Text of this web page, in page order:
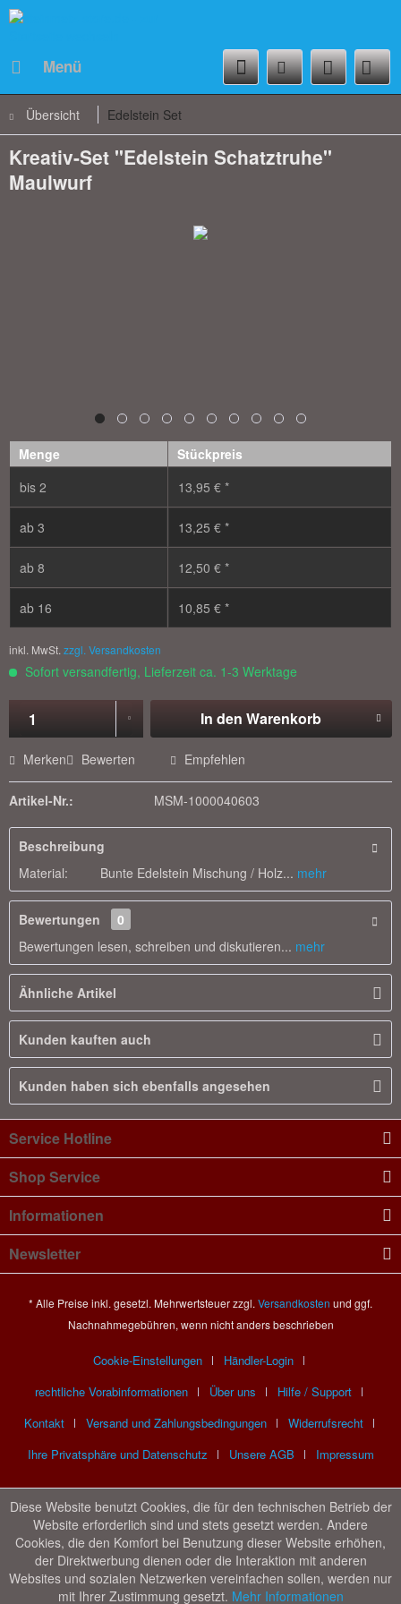
Menü
Übersicht Edelstein Set
Kreativ-Set "Edelstein Schatztruhe"
Maulwurf
Menge
Stückpreis
bis 2 13,95 € *
ab 3 13,25 € *
ab 8 12,50 € *
ab 16 10,85 € *
inkl. MwSt. zzgl. Versandkosten
Sofort versandfertig, Lieferzeit ca. 1-3 Werktage
In den Warenkorb
Merken Bewerten Empfehlen
Artikel-Nr.: MSM-1000040603
Beschreibung
Material: Bunte Edelstein Mischung / Holz... mehr
Bewertungen
0
Bewertungen lesen, schreiben und diskutieren... mehr
Ähnliche Artikel
Kunden kauften auch
Kunden haben sich ebenfalls angesehen
Service Hotline
Shop Service
Informationen
Newsletter
* Alle Preise inkl. gesetzl. Mehrwertsteuer zzgl. Versandkosten und ggf.
Nachnahmegebühren, wenn nicht anders beschrieben
Cookie-Einstellungen
Händler-Login
rechtliche Vorabinformationen
Über uns
Hilfe / Support
Kontakt
Versand und Zahlungsbedingungen
Widerrufsrecht
Ihre Privatsphäre und Datenschutz
Unsere AGB Impressum
Diese Website benutzt Cookies, die für den technischen Betrieb der
Website erforderlich sind und stets gesetzt werden. Andere
Cookies, die den Komfort bei Benutzung dieser Website erhöhen,
der Direktwerbung dienen oder die Interaktion mit anderen
Websites und sozialen Netzwerken vereinfachen sollen, werden nur
mit Ihrer Zustimmung gesetzt. Mehr Informationen